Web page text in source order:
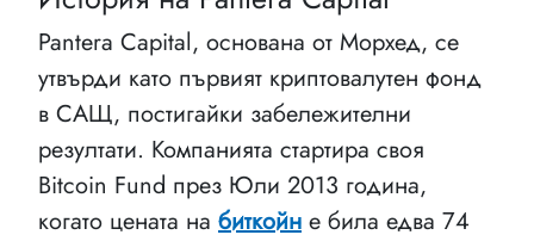
Pantera Capital, основана от Морхед, се
утвърди като първият криптовалутен фонд
в САЩ, постигайки забележителни
резултати. Компанията стартира своя
Bitcoin Fund през Юли 2013 година,
когато цената на биткойн е била едва 74